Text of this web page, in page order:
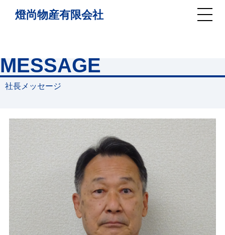
燈尚物産有限会社
MESSAGE
社長メッセージ